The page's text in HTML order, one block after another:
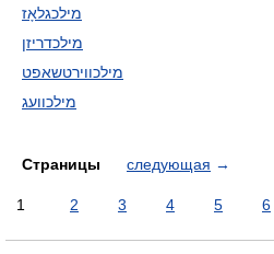
מילכגלאָז
מילכדריזן
מילכווירטשאפט
מילכוועג
Страницы следующая →
1 2 3 4 5 6